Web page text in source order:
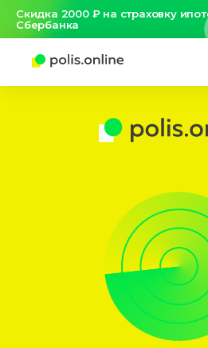
Скидка 2000 ₽ на страховку
Сбербанка